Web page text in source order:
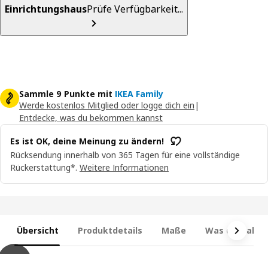
EinrichtungshausPrüfe Verfügbarkeit...
Sammle 9 Punkte mit IKEA Family
Werde kostenlos Mitglied oder logge dich ein |
Entdecke, was du bekommen kannst
Es ist OK, deine Meinung zu ändern!
Rücksendung innerhalb von 365 Tagen für eine vollständige
Rückerstattung*. Weitere Informationen
Übersicht Produktdetails Maße Was